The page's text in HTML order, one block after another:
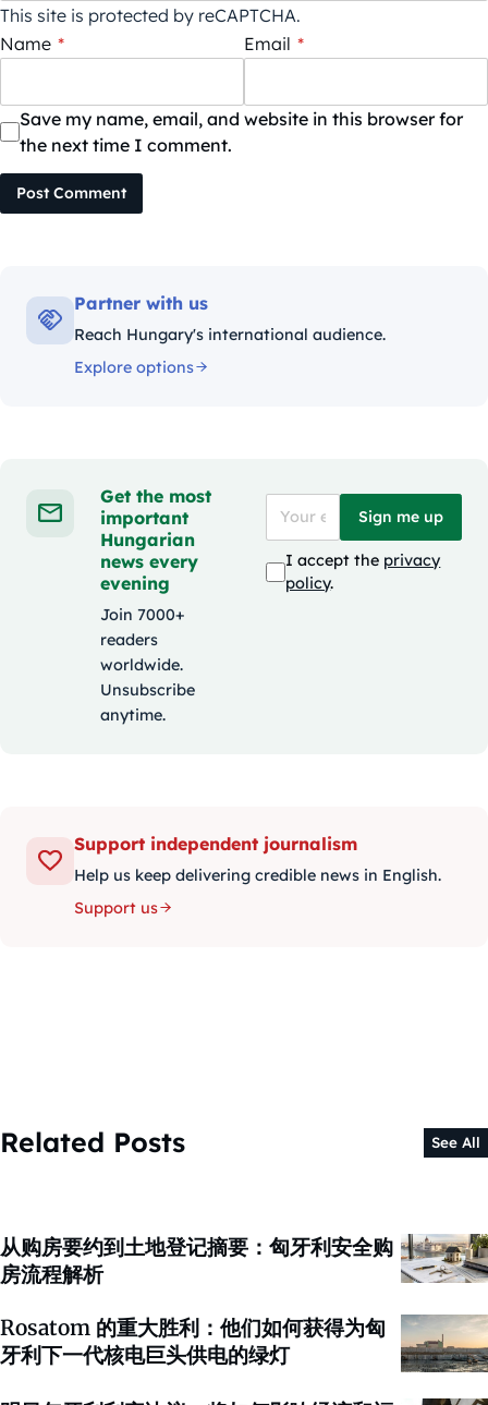
This site is protected by reCAPTCHA.
Name * Email *
Save my name, email, and website in this browser for
the next time I comment.
Post Comment
Partner with us
Reach Hungary's international audience.
Explore options
Get the most
important
Hungarian
news every
evening
Join 7000+
readers
worldwide.
Unsubscribe
anytime.
Sign me up
I accept the privacy
policy.
Support independent journalism
Help us keep delivering credible news in English.
Support us
Related Posts See All
从购房要约到土地登记摘要：匈牙利安全购
房流程解析
Rosatom 的重大胜利：他们如何获得为匈
牙利下一代核电巨头供电的绿灯